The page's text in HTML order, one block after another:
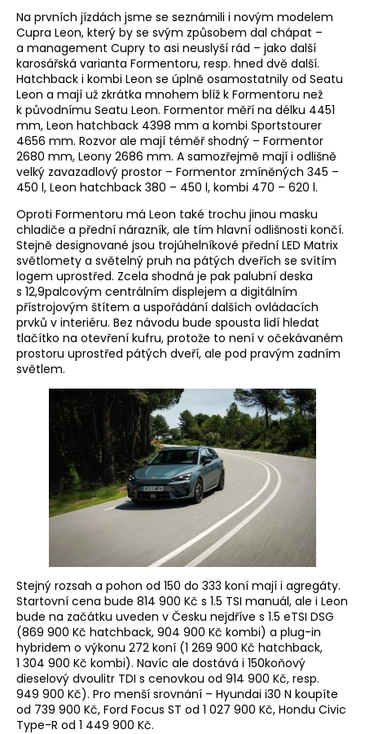
Na prvních jízdách jsme se seznámili i novým modelem
Cupra Leon, který by se svým způsobem dal chápat –
a management Cupry to asi neuslyší rád – jako další
karosářská varianta Formentoru, resp. hned dvě další.
Hatchback i kombi Leon se úplně osamostatnily od Seatu
Leon a mají už zkrátka mnohem blíž k Formentoru než
k původnímu Seatu Leon. Formentor měří na délku 4451
mm, Leon hatchback 4398 mm a kombi Sportstourer
4656 mm. Rozvor ale mají téměř shodný – Formentor
2680 mm, Leony 2686 mm. A samozřejmě mají i odlišně
velký zavazadlový prostor – Formentor zmíněných 345 –
450 l, Leon hatchback 380 – 450 l, kombi 470 – 620 l.
Oproti Formentoru má Leon také trochu jinou masku
chladiče a přední nárazník, ale tím hlavní odlišnosti končí.
Stejně designované jsou trojúhelníkové přední LED Matrix
světlomety a světelný pruh na pátých dveřích se svítím
logem uprostřed. Zcela shodná je pak palubní deska
s 12,9palcovým centrálním displejem a digitálním
přístrojovým štítem a uspořádání dalších ovládacích
prvků v interiéru. Bez návodu bude spousta lidí hledat
tlačítko na otevření kufru, protože to není v očekávaném
prostoru uprostřed pátých dveří, ale pod pravým zadním
světlem.
Stejný rozsah a pohon od 150 do 333 koní mají i agregáty.
Startovní cena bude 814 900 Kč s 1.5 TSI manuál, ale i Leon
bude na začátku uveden v Česku nejdříve s 1.5 eTSI DSG
(869 900 Kč hatchback, 904 900 Kč kombi) a plug-in
hybridem o výkonu 272 koní (1 269 900 Kč hatchback,
1 304 900 Kč kombi). Navíc ale dostává i 150koňový
dieselový dvoulitr TDI s cenovkou od 914 900 Kč, resp.
949 900 Kč). Pro menší srovnání – Hyundai i30 N koupíte
od 739 900 Kč, Ford Focus ST od 1 027 900 Kč, Hondu Civic
Type-R od 1 449 900 Kč.